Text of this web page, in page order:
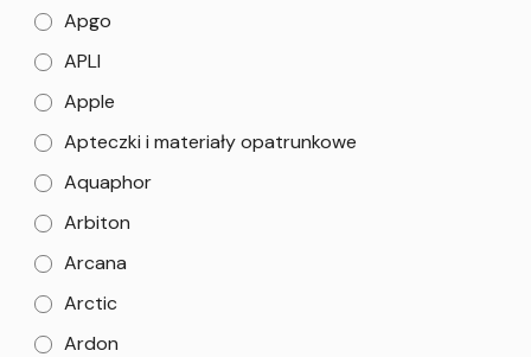
Apgo
APLI
Apple
Apteczki i materiały opatrunkowe
Aquaphor
Arbiton
Arcana
Arctic
Ardon